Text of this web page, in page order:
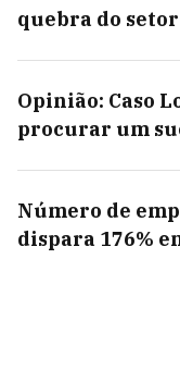
quebra do
Opinião: Caso
procurar um
Número de
dispara 176%